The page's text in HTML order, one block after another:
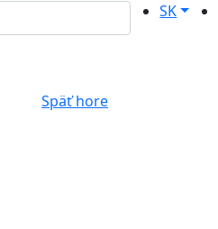
SK
Späť hore